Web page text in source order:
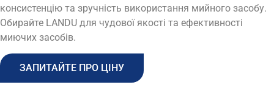
консистенцію та зручність використання мийного засобу.
Обирайте LANDU для чудової якості та ефективності
миючих засобів.
ЗАПИТАЙТЕ ПРО ЦІНУ